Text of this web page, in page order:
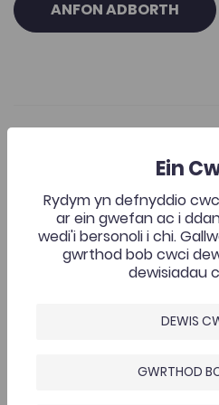
ANFON ADBORTH
Dyddiad cyhoeddi: 2009
Myfanwy Miles Jones,
Peter Szondi ac
Ein
Rydym yn defnyddio
ar ein gwefan ac i
wedi'i bersonoli i chi.
gwrthod bob cwci
dewisiadau
DEWIS
GWRTHOD